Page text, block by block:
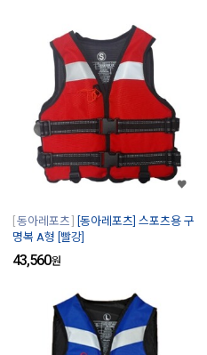
동아레포츠
[동아레포츠] 스포츠용 구
명복 A형 [빨강]
43,560원